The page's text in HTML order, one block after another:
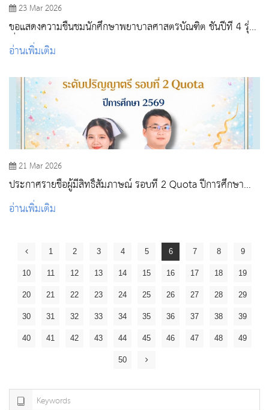
23 Mar 2026
ขอแสดงความชื่นชมนักศึกษาพยาบาลศาสตรบัณฑิต ชั้นปีที่ 4 รุ่น
ที่ 45 ในการช่วยเหลือผู้ประสบอุบัติเหตุทางถนน
อ่านเพิ่มเติม
21 Mar 2026
ประกาศรายชื่อผู้มีสิทธิ์สัมภาษณ์ รอบที่ 2 Quota ปีการศึกษา
2569
อ่านเพิ่มเติม
1 2 3 4 5 6 7 8 9
10 11 12 13 14 15 16 17 18 19
20 21 22 23 24 25 26 27 28 29
30 31 32 33 34 35 36 37 38 39
40 41 42 43 44 45 46 47 48 49
50